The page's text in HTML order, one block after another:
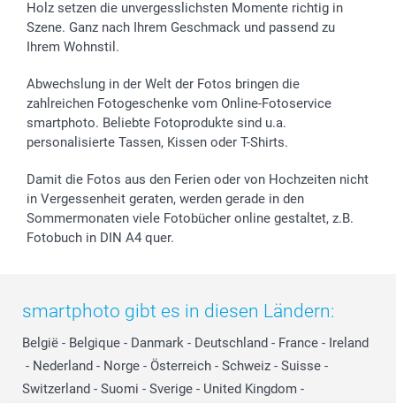
Holz setzen die unvergesslichsten Momente richtig in
Szene. Ganz nach Ihrem Geschmack und passend zu
Ihrem Wohnstil.
Abwechslung in der Welt der Fotos bringen die
zahlreichen Fotogeschenke vom Online-Fotoservice
smartphoto. Beliebte Fotoprodukte sind u.a.
personalisierte Tassen, Kissen oder T-Shirts.
Damit die Fotos aus den Ferien oder von Hochzeiten nicht
in Vergessenheit geraten, werden gerade in den
Sommermonaten viele Fotobücher online gestaltet, z.B.
Fotobuch in DIN A4 quer.
smartphoto gibt es in diesen Ländern:
België - Belgique - Danmark - Deutschland - France - Ireland
- Nederland - Norge - Österreich - Schweiz - Suisse -
Switzerland - Suomi - Sverige - United Kingdom -